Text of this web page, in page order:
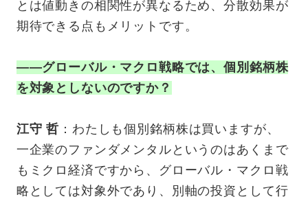
とは値動きの相関性が異なるため、分散効果が
期待できる点もメリットです。
——グローバル・マクロ戦略では、個別銘柄株
を対象としないのですか？
江守 哲 ：わたしも個別銘柄株は買いますが、
一企業のファンダメンタルというのはあくまで
もミクロ経済ですから、グローバル・マクロ戦
略としては対象外であり、別軸の投資として行